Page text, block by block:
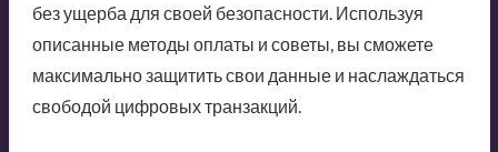
без ущерба для своей безопасности. Используя
описанные методы оплаты и советы, вы сможете
максимально защитить свои данные и наслаждаться
свободой цифровых транзакций.